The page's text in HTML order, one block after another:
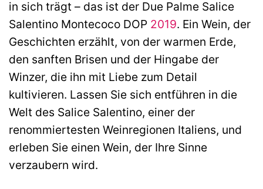
in sich trägt – das ist der Due Palme Salice
Salentino Montecoco DOP 2019. Ein Wein, der
Geschichten erzählt, von der warmen Erde,
den sanften Brisen und der Hingabe der
Winzer, die ihn mit Liebe zum Detail
kultivieren. Lassen Sie sich entführen in die
Welt des Salice Salentino, einer der
renommiertesten Weinregionen Italiens, und
erleben Sie einen Wein, der Ihre Sinne
verzaubern wird.